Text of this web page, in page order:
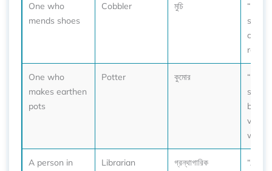
One who
mends shoes
Cobbler মুচি
“I
One who
makes earthen
pots
Potter কুমোর
“The
vase
A person in
Librarian গ্রন্থাগারিক
“Ask